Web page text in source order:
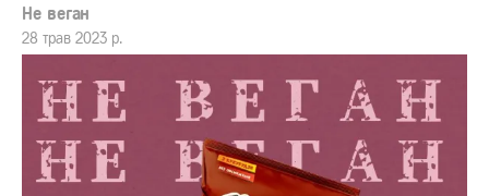
Не веган
28 трав 2023 р.